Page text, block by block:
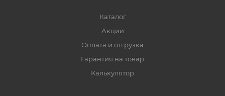
Каталог
Акции
Оплата и отгрузка
Гарантия на товар
Калькулятор